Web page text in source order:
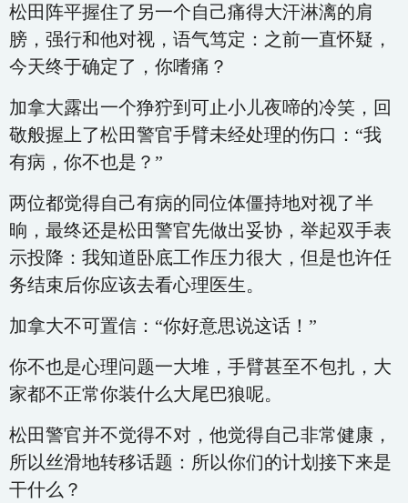
松田阵平握住了另一个自己痛得大汗淋漓的肩
膀，强行和他对视，语气笃定：之前一直怀疑，
今天终于确定了，你嗜痛？
加拿大露出一个狰狞到可止小儿夜啼的冷笑，回
敬般握上了松田警官手臂未经处理的伤口：“我
有病，你不也是？”
两位都觉得自己有病的同位体僵持地对视了半
晌，最终还是松田警官先做出妥协，举起双手表
示投降：我知道卧底工作压力很大，但是也许任
务结束后你应该去看心理医生。
加拿大不可置信：“你好意思说这话！”
你不也是心理问题一大堆，手臂甚至不包扎，大
家都不正常你装什么大尾巴狼呢。
松田警官并不觉得不对，他觉得自己非常健康，
所以丝滑地转移话题：所以你们的计划接下来是
干什么？